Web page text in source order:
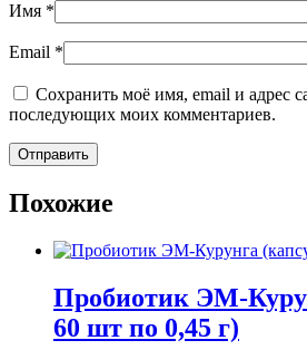
Имя *
Email *
Сохранить моё имя, email и адрес
последующих моих комментариев.
Похожие
Пробиотик ЭМ-
60 шт по 0,45 г)